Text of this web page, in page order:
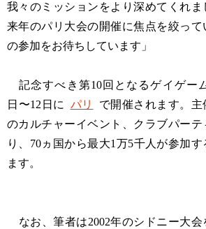
我々のミッションをより深めてくれ
来年のパリ大会の開催に焦点を絞っ
の参加をお待ちしています」
記念すべき第10回となるゲイゲー
日〜12日に
パリ
で開催されます。主
のカルチャーイベント、クラブパー
り、70ヵ国から最大1万5千人が参加
ます。
なお、筆者は2002年のシドニー大会